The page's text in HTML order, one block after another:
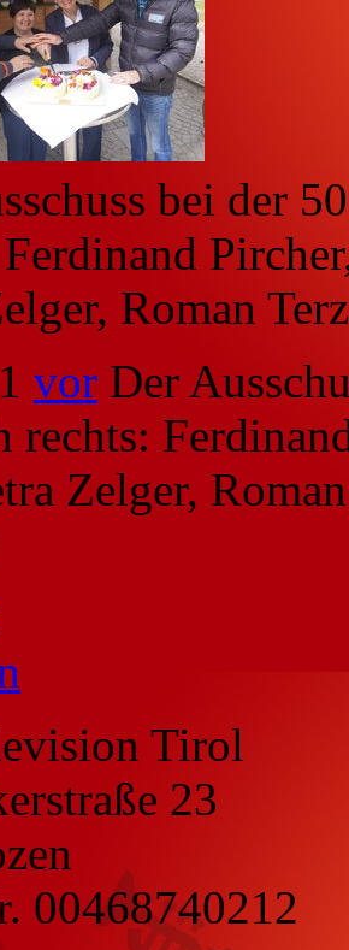
bei der
Roman
vor Der
rechts:
Zelger,
Tirol
23
00468740212